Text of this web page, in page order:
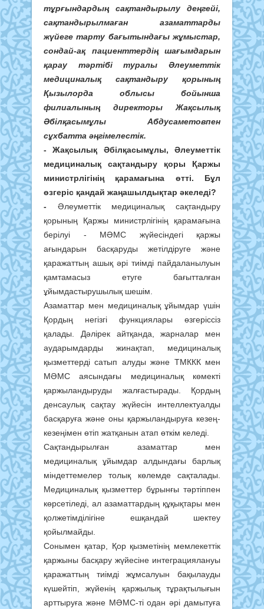
тұрғындардың сақтандырылу деңгейі,
сақтандырылмаған азаматтарды
жүйеге тарту бағытындағы жұмыстар,
сондай-ақ пациенттердің шағымдарын
қарау тәртібі туралы Әлеуметтік
медициналық сақтандыру қорының
Қызылорда облысы бойынша
филиалының директоры Жақсылық
Әбілқасымұлы Абдусаметовпен
сұхбатта әңгімелестік.
-Жақсылық Әбілқасымұлы, Әлеуметтік
медициналық сақтандыру қоры Қаржы
министрлігінің қарамағына өтті. Бұл
өзгеріс қандай жаңашылдықтар әкеледі?
- Әлеуметтік медициналық сақтандыру
қорының Қаржы министрлігінің қарамағына
берілуі - МӘМС жүйесіндегі қаржы
ағындарын басқаруды жетілдіруге және
қаражаттың ашық әрі тиімді пайдаланылуын
қамтамасыз етуге бағытталған
ұйымдастырушылық шешім.
Азаматтар мен медициналық ұйымдар үшін
Қордың негізгі функциялары өзгеріссіз
қалады. Дәлірек айтқанда, жарналар мен
аударымдарды жинақтап, медициналық
қызметтерді сатып алуды және ТМККК мен
МӘМС аясындағы медициналық көмекті
қаржыландыруды жалғастырады. Қордың
денсаулық сақтау жүйесін интеллектуалды
басқаруға және оны қаржыландыруға кезең-
кезеңімен өтіп жатқанын атап өткім келеді.
Сақтандырылған азаматтар мен
медициналық ұйымдар алдындағы барлық
міндеттемелер толық көлемде сақталады.
Медициналық қызметтер бұрынғы тәртіппен
көрсетіледі, ал азаматтардың құқықтары мен
қолжетімділігіне ешқандай шектеу
қойылмайды.
Сонымен қатар, Қор қызметінің мемлекеттік
қаржыны басқару жүйесіне интеграциялануы
қаражаттың тиімді жұмсалуын бақылауды
күшейтіп, жүйенің қаржылық тұрақтылығын
арттыруға және МӘМС-ті одан әрі дамытуға